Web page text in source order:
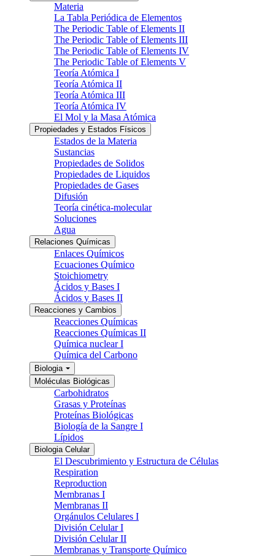
Materia
La Tabla Periódica de Elementos
The Periodic Table of Elements II
The Periodic Table of Elements III
The Periodic Table of Elements IV
The Periodic Table of Elements V
Teoría Atómica I
Teoría Atómica II
Teoría Atómica III
Teoría Atómica IV
El Mol y la Masa Atómica
Propiedades y Estados Físicos
Estados de la Materia
Sustancias
Propiedades de Solidos
Propiedades de Liquidos
Propiedades de Gases
Difusión
Teoría cinética-molecular
Soluciones
Agua
Relaciones Químicas
Enlaces Químicos
Ecuaciones Químico
Stoichiometry
Ácidos y Bases I
Ácidos y Bases II
Reacciones y Cambios
Reacciones Químicas
Reacciones Químicas II
Química nuclear I
Química del Carbono
Biologia
Moléculas Biológicas
Carbohidratos
Grasas y Proteínas
Proteínas Biológicas
Biología de la Sangre I
Lípidos
Biologia Celular
El Descubrimiento y Estructura de Células
Respiration
Reproduction
Membranas I
Membranas II
Orgánulos Celulares I
División Celular I
División Celular II
Membranas y Transporte Químico